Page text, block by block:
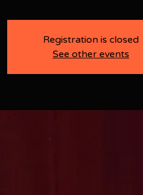
Registration is closed
See other events